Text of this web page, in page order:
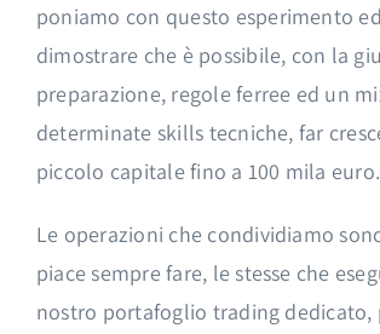
poniamo con questo esperimento
dimostrare che è possibile, con la
preparazione, regole ferree ed un
determinate skills tecniche, far
piccolo capitale fino a 100 mila euro.
Le operazioni che condividiamo
piace sempre fare, le stesse che
nostro portafoglio trading dedicato,